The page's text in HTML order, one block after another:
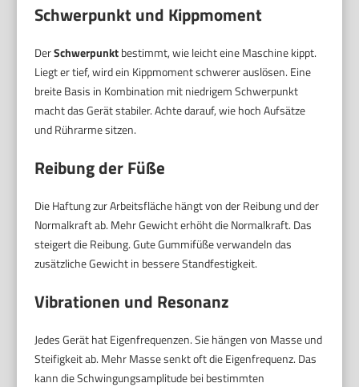
Schwerpunkt und Kippmoment
DerSchwerpunktbestimmt, wie leicht eine Maschine kippt.
Liegt er tief, wird ein Kippmoment schwerer auslösen. Eine
breite Basis in Kombination mit niedrigem Schwerpunkt
macht das Gerät stabiler. Achte darauf, wie hoch Aufsätze
und Rührarme sitzen.
Reibung der Füße
Die Haftung zur Arbeitsfläche hängt von der Reibung und der
Normalkraft ab. Mehr Gewicht erhöht die Normalkraft. Das
steigert die Reibung. Gute Gummifüße verwandeln das
zusätzliche Gewicht in bessere Standfestigkeit.
Vibrationen und Resonanz
Jedes Gerät hat Eigenfrequenzen. Sie hängen von Masse und
Steifigkeit ab. Mehr Masse senkt oft die Eigenfrequenz. Das
kann die Schwingungsamplitude bei bestimmten